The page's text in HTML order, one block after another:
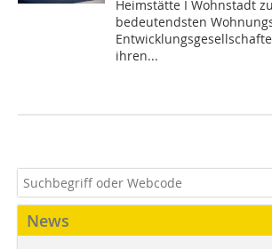
Heimstätte I Wohnstadt
bedeutendsten
ihren...
News